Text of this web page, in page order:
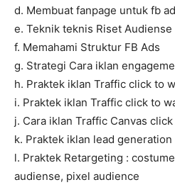
d. Membuat fanpage untuk fb
e. Teknik teknis Riset Audiense
f. Memahami Struktur FB Ads
g. Strategi Cara iklan
h. Praktek iklan Traffic click to
i. Praktek iklan Traffic click to
j. Cara iklan Traffic Canvas
k. Praktek iklan lead generation
l. Praktek Retargeting :
audiense, pixel audience